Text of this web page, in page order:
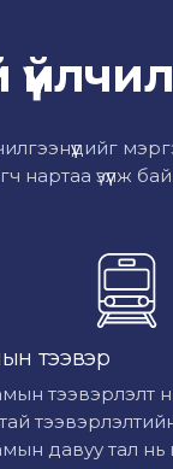
нартаа үзүүлж
тээвэр
тээвэрлэлт
давуу тал нь